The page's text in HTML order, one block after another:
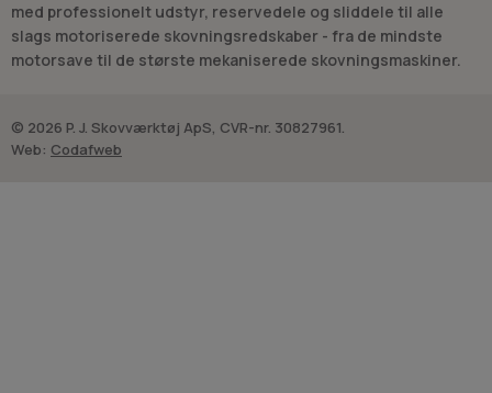
med professionelt udstyr, reservedele og sliddele til alle
slags motoriserede skovningsredskaber - fra de mindste
motorsave til de største mekaniserede skovningsmaskiner.
© 2026 P. J. Skovværktøj ApS, CVR-nr. 30827961.
Web: Codafweb